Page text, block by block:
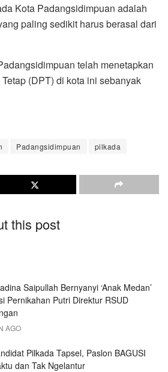
Kota Padangsidimpuan adalah
paling sedikit harus berasal dari
telah menetapkan
(DPT) di kota ini sebanyak
Padangsidimpuan pilkada
this post
Saipullah Bernyanyi ‘Anak Medan’
Pernikahan Putri Direktur RSUD
AGO
Pilkada Tapsel, Paslon BAGUSI
dan Tak Ngelantur